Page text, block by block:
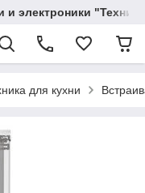
и электроники
для кухни